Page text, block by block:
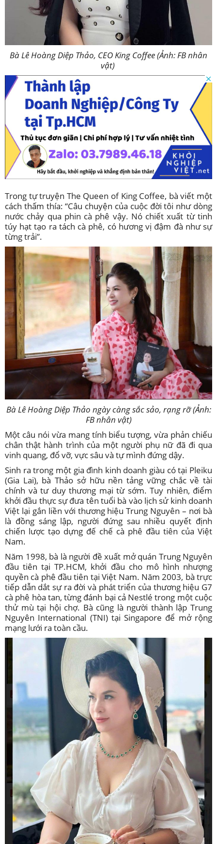
Bà Lê Hoàng Diệp Thảo, CEO King Coffee (Ảnh: FB nhân
vật)
Trong tự truyện The Queen of King Coffee, bà viết một
cách thấm thía: “Câu chuyện của cuộc đời tôi như dòng
nước chảy qua phin cà phê vậy. Nó chiết xuất từ tinh
túy hạt tạo ra tách cà phê, có hương vị đậm đà như sự
từng trải”.
Bà Lê Hoàng Diệp Thảo ngày càng sắc sảo, rạng rỡ (Ảnh:
FB nhân vật)
Một câu nói vừa mang tính biểu tượng, vừa phản chiếu
chân thật hành trình của một người phụ nữ đã đi qua
vinh quang, đổ vỡ, vực sâu và tự mình đứng dậy.
Sinh ra trong một gia đình kinh doanh giàu có tại Pleiku
(Gia Lai), bà Thảo sở hữu nền tảng vững chắc về tài
chính và tư duy thương mại từ sớm. Tuy nhiên, điểm
khởi đầu thực sự đưa tên tuổi bà vào lịch sử kinh doanh
Việt lại gắn liền với thương hiệu Trung Nguyên – nơi bà
là đồng sáng lập, người đứng sau nhiều quyết định
chiến lược tạo dựng đế chế cà phê đầu tiên của Việt
Nam.
Năm 1998, bà là người đề xuất mở quán Trung Nguyên
đầu tiên tại TP.HCM, khởi đầu cho mô hình nhượng
quyền cà phê đầu tiên tại Việt Nam. Năm 2003, bà trực
tiếp dẫn dắt sự ra đời và phát triển của thương hiệu G7
cà phê hòa tan, từng đánh bại cả Nestlé trong một cuộc
thử mù tại hội chợ. Bà cũng là người thành lập Trung
Nguyên International (TNI) tại Singapore để mở rộng
mạng lưới ra toàn cầu.